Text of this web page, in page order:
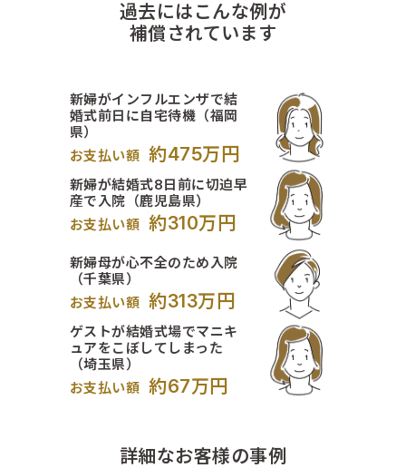
過去にはこんな例が
補償されています
新婦がインフルエンザで結
婚式前日に自宅待機（福岡
県）
お支払い額 約475万円
新婦が結婚式8日前に切迫早
産で入院（鹿児島県）
お支払い額 約310万円
新婦母が心不全のため入院
（千葉県）
お支払い額 約313万円
ゲストが結婚式場でマニキ
ュアをこぼしてしまった
（埼玉県）
お支払い額 約67万円
詳細なお客様の事例